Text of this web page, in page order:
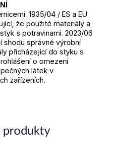
1935/04 / ES a EU
že použité materiály a
s potravinami. 2023/06
shodu správné výrobní
přicházející do styku s
o omezení
látek v
zařízeních.
produkty